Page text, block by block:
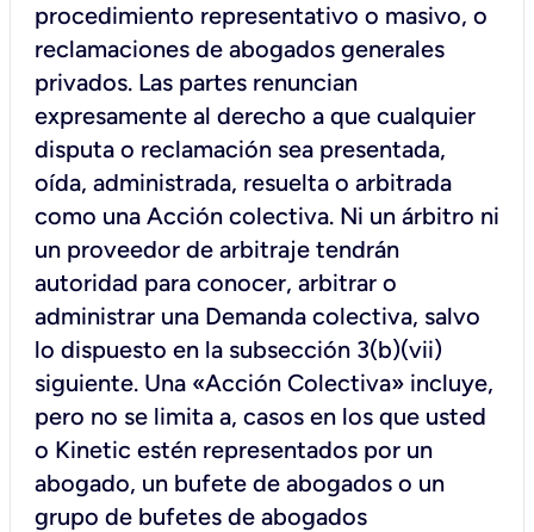
procedimiento representativo o masivo, o
reclamaciones de abogados generales
privados. Las partes renuncian
expresamente al derecho a que cualquier
disputa o reclamación sea presentada,
oída, administrada, resuelta o arbitrada
como una Acción colectiva. Ni un árbitro ni
un proveedor de arbitraje tendrán
autoridad para conocer, arbitrar o
administrar una Demanda colectiva, salvo
lo dispuesto en la subsección 3(b)(vii)
siguiente. Una «Acción Colectiva» incluye,
pero no se limita a, casos en los que usted
o Kinetic estén representados por un
abogado, un bufete de abogados o un
grupo de bufetes de abogados